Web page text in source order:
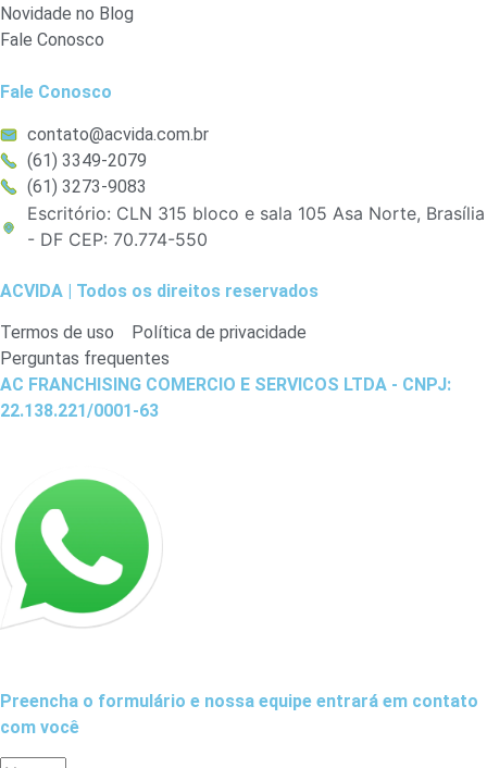
Novidade no Blog
Fale Conosco
Fale Conosco
contato@acvida.com.br
(61) 3349-2079
(61) 3273-9083
Escritório: CLN 315 bloco e sala 105 Asa Norte, Brasília
- DF CEP: 70.774-550
ACVIDA | Todos os direitos reservados
Termos de uso
Política de privacidade
Perguntas frequentes
AC FRANCHISING COMERCIO E SERVICOS LTDA - CNPJ:
22.138.221/0001-63
Preencha o formulário e nossa equipe entrará em contato
com você